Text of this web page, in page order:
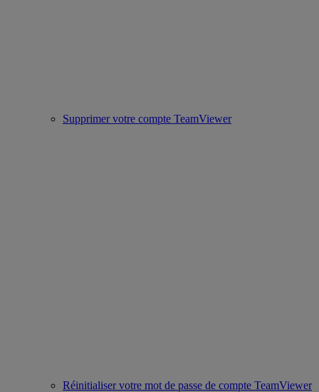
Supprimer votre compte TeamViewer
Réinitialiser votre mot de passe de compte TeamViewer